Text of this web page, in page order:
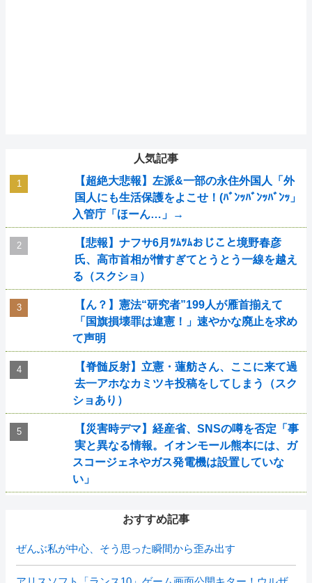
人気記事
【超絶大悲報】左派&一部の永住外国人「外
国人にも生活保護をよこせ！(ﾊﾞﾝｯﾊﾞﾝｯﾊﾞﾝｯ」
入管庁「ほーん…」→
【悲報】ナフサ6月ﾂﾑﾂﾑおじこと境野春彦
氏、高市首相が憎すぎてとうとう一線を越え
る（スクショ）
【ん？】憲法“研究者”199人が雁首揃えて
「国旗損壊罪は違憲！」速やかな廃止を求め
て声明
【脊髄反射】立憲・蓮舫さん、ここに来て過
去一アホなカミツキ投稿をしてしまう（スク
ショあり）
【災害時デマ】経産省、SNSの噂を否定「事
実と異なる情報。イオンモール熊本には、ガ
スコージェネやガス発電機は設置していな
い」
おすすめ記事
ぜんぶ私が中心、そう思った瞬間から歪み出す